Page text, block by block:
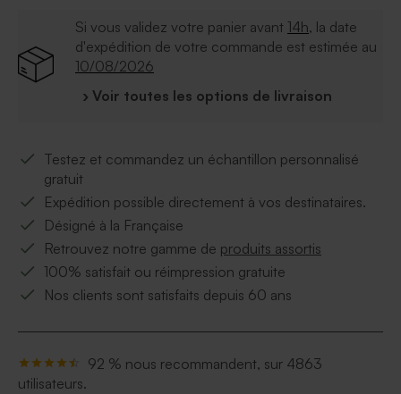
Si vous validez votre panier avant 14h, la date
d'expédition de votre commande est estimée au
10/08/2026
› Voir toutes les options de livraison
Testez et commandez un échantillon personnalisé
gratuit
Expédition possible directement à vos destinataires.
Désigné à la Française
Retrouvez notre gamme de produits assortis
100% satisfait ou réimpression gratuite
Nos clients sont satisfaits depuis 60 ans
92 % nous recommandent, sur 4863
utilisateurs.